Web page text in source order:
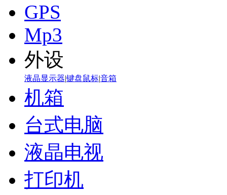
GPS
Mp3
外设
液晶显示器|键盘鼠标|音箱
机箱
台式电脑
液晶电视
打印机